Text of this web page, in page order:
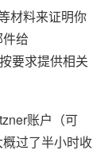
材料来证明你
给
要求提供相关
账户（可
过了半小时收